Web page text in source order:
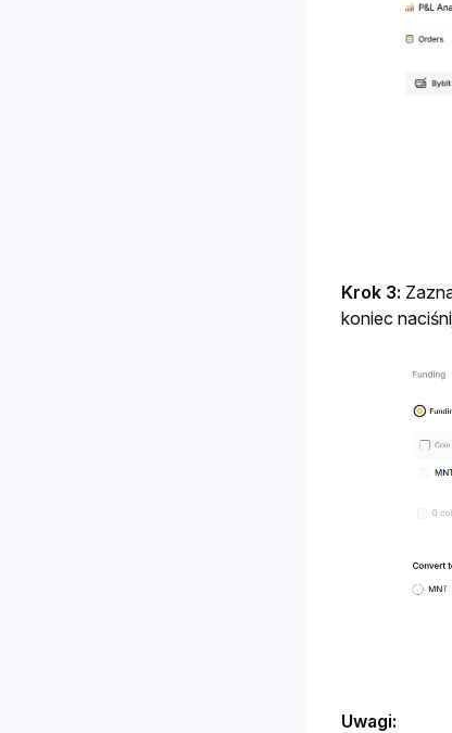
Krok 3:
koniec
Uwagi: